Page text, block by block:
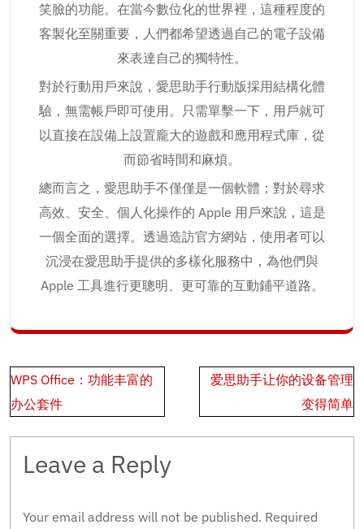
笑臉的功能。在當今數位化的世界裡，這種程度的
客製化至關重要，人們都希望透過自己的電子設備
來表達自己的獨特性。
對於行動用戶來說，愛思助手行動版採用結構化體
驗，無需帳戶即可使用。只需單擊一下，用戶就可
以直接在設備上設置龐大的遊戲和應用程式庫，從
而節省時間和麻煩。
總而言之，愛思助手不僅僅是一個軟體；對於尋求
高效、安全、個人化操作的 Apple 用戶來說，這是
一個全面的選擇。透過造訪官方網站，使用者可以
沉浸在愛思助手提供的多樣化服務中，為他們與
Apple 工具進行更聰明、更可靠的互動鋪平道路。
Post
navigation
WPS Office：功能丰富的
办公套件
爱思助手让你的设备管理
变得简单
Leave a Reply
Your email address will not be published. Required